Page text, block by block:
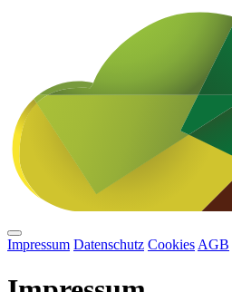
Impressum Datenschutz Cookies AGB